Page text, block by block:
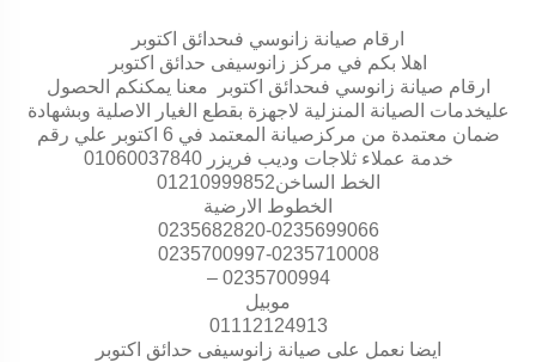
ارقام صيانة زانوسي فىحدائق اكتوبر
اهلا بكم في مركز زانوسيفى حدائق اكتوبر
ارقام صيانة زانوسي فىحدائق اكتوبر معنا يمكنكم الحصول
عليخدمات الصيانة المنزلية لاجهزة بقطع الغيار الاصلية وبشهادة
ضمان معتمدة من مركزصيانة المعتمد في 6 اكتوبر علي رقم
خدمة عملاء ثلاجات وديب فريزر 01060037840
الخط الساخن01210999852
الخطوط الارضية
0235682820-0235699066
0235700997-0235710008
– 0235700994
موبيل
01112124913
ايضا نعمل على صيانة زانوسيفى حدائق اكتوبر